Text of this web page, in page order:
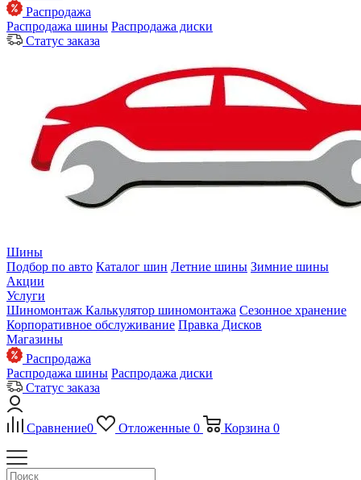
Распродажа
Распродажа шины Распродажа диски
Статус заказа
Шины
Подбор по авто Каталог шин Летние шины Зимние шины
Акции
Услуги
Шиномонтаж Калькулятор шиномонтажа Сезонное хранение
Корпоративное обслуживание Правка Дисков
Магазины
Распродажа
Распродажа шины Распродажа диски
Статус заказа
Сравнение0 Отложенные 0 Корзина 0